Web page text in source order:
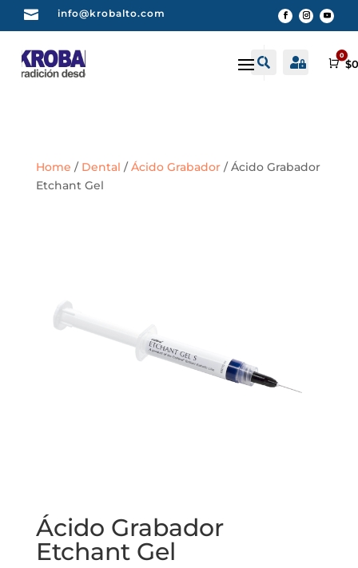
 info@krobalto.com
 Buscar
 Cuenta
0
$
Home / Dental /Ácido Grabador/ Ácido Grabador
Etchant Gel
Ácido Grabador
Etchant Gel